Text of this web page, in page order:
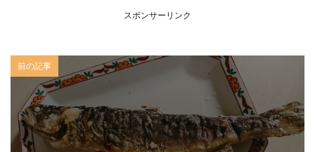
スポンサーリンク
前の記事